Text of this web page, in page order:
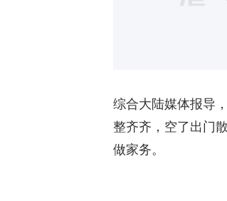
综合大陆媒体报导
整齐齐，空了出门
做家务。